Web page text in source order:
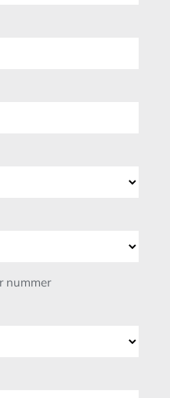
nummer